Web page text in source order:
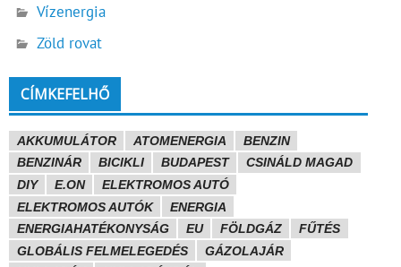
Vízenergia
Zöld rovat
CÍMKEFELHŐ
AKKUMULÁTOR ATOMENERGIA
BENZIN
BENZINÁR
BICIKLI BUDAPEST
CSINÁLD MAGAD
DIY
E.ON
ELEKTROMOS AUTÓ
ELEKTROMOS AUTÓK
ENERGIA
ENERGIAHATÉKONYSÁG
EU FÖLDGÁZ
FŰTÉS
GLOBÁLIS FELMELEGEDÉS
GÁZOLAJÁR